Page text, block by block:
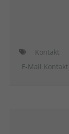
Kontakt
E-Mail Kontakt